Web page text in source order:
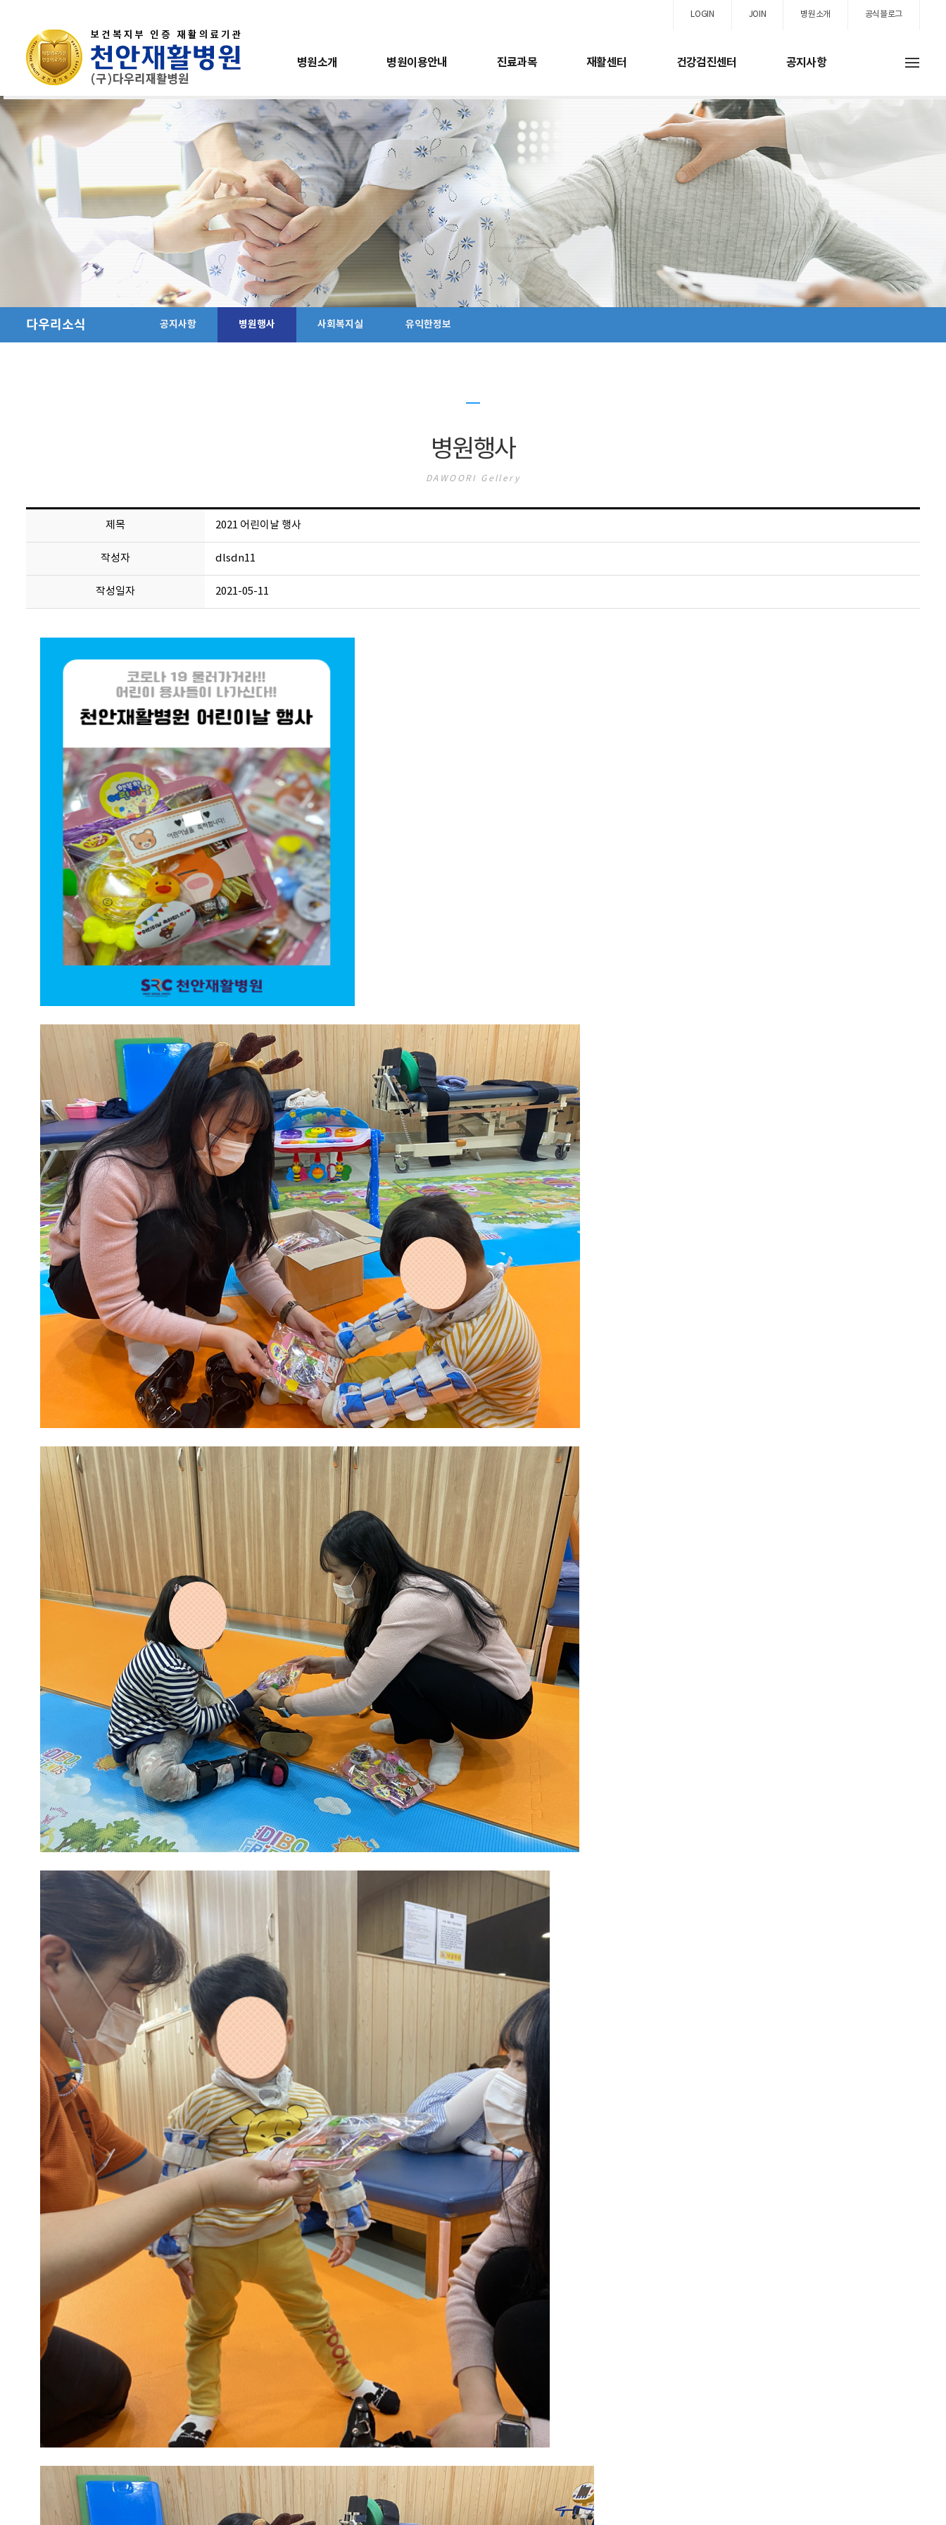
LOGIN JOIN 병원소개 공식블로그
병원소개
병원소개
인사말 미션과비전 의료진소개 층별안내 오시는길
병원이용안내
병원이용안내
진료안내 입퇴원안내 비급여항목안내
진료과목
진료과목
재활의학과 내과
재활센터
재활센터
운동재활센터 작업재활센터 도수치료센터 언어치료센터
건강검진센터
건강검진센터
건강검진 위/대장내시경 근골격계검진 근전도검사
공지사항
홍보실
공지사항 병원행사 사회복지실 유익한정보
병원소개
의료진소개
층별안내
간호간병통합서비스
병원이용안내
진료안내
입퇴원안내
비급여항목안내
진료과목
재활의학과
내과
재활센터
운동재활센터
작업재활센터
도수치료센터
언어치료센터
소아치료센터
건강검진센터
건강검진
위/대장내시경
근골격계검진
근전도검사
고객지원
공지사항
병원행사
사회복지실
유익한정보
다우리소식 공지사항 병원행사 사회복지실 유익한정보
병원행사
DAWOORI Gellery
제목 2021 어린이날 행사
작성자 dlsdn11
작성일자 2021-05-11